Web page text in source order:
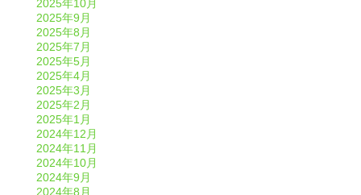
2025年10月
2025年9月
2025年8月
2025年7月
2025年5月
2025年4月
2025年3月
2025年2月
2025年1月
2024年12月
2024年11月
2024年10月
2024年9月
2024年8月